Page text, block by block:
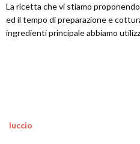
La ricetta che vi stiamo
ed il tempo di preparazione e
ingredienti principale abbiamo
luccio